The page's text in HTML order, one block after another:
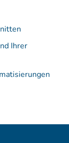
Ihrer